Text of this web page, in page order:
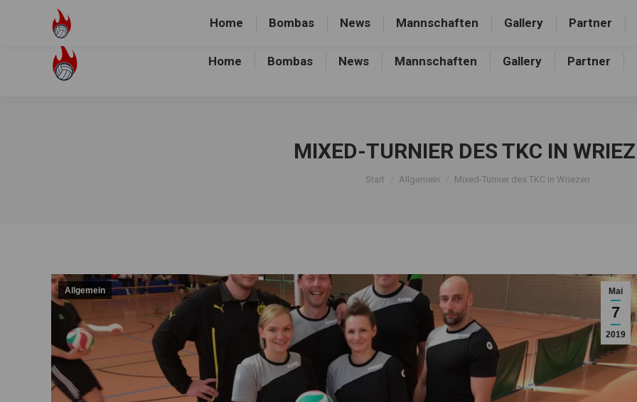
Volley-Bombas e.V.
Home Bombas News Mannschaften Gallery Partner
MIXED-TURNIER DES TKC IN
Sie befinden sich hier:
Start Allgemein Mixed-Turnier des TKC in Wriezen
Mai
7
2019
Allgemein
Home Bombas News Mannschaften Gallery Partner